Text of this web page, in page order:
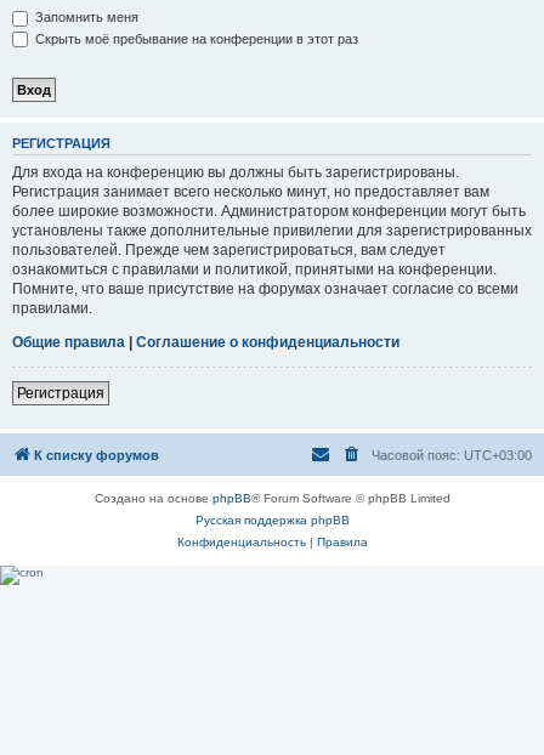
Запомнить меня
Скрыть моё пребывание на конференции в этот раз
РЕГИСТРАЦИЯ
Для входа на конференцию вы должны быть зарегистрированы.
Регистрация занимает всего несколько минут, но предоставляет вам
более широкие возможности. Администратором конференции могут быть
установлены также дополнительные привилегии для зарегистрированных
пользователей. Прежде чем зарегистрироваться, вам следует
ознакомиться с правилами и политикой, принятыми на конференции.
Помните, что ваше присутствие на форумах означает согласие со всеми
правилами.
Общие правила | Соглашение о конфиденциальности
Регистрация
К списку форумов Часовой пояс: UTC+03:00
Создано на основе phpBB® Forum Software © phpBB Limited
Русская поддержка phpBB
Конфиденциальность| Правила